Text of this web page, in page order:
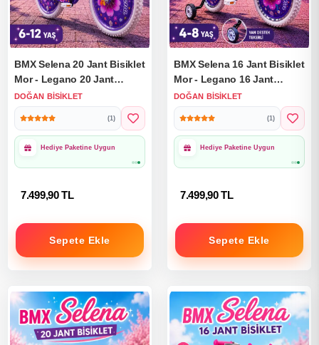
BMX Selena 20 Jant Bisiklet
Mor - Legano 20 Jant
Bisiklet Selena Mor Prenses
Bisiklet
DOĞAN BISIKLET
(1)
Hediye Paketine Uygun
7.499,90 TL
Sepete Ekle
BMX Selena 16 Jant Bisiklet
Mor - Legano 16 Jant
Bisiklet Selena Mor Prenses
Bisiklet
DOĞAN BISIKLET
(1)
Hediye Paketine Uygun
7.499,90 TL
Sepete Ekle